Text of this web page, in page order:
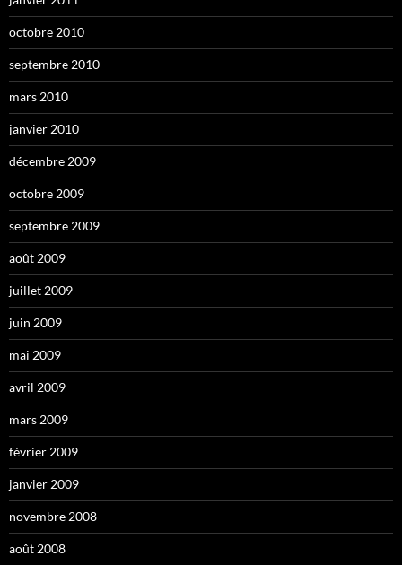
octobre 2010
septembre 2010
mars 2010
janvier 2010
décembre 2009
octobre 2009
septembre 2009
août 2009
juillet 2009
juin 2009
mai 2009
avril 2009
mars 2009
février 2009
janvier 2009
novembre 2008
août 2008